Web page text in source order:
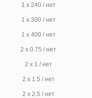
1 х 240 / нет
1 х 300 / нет
1 х 400 / нет
2 х 0.75 / нет
2 х 1 / нет
2 х 1.5 / нет
2 х 2.5 / нет